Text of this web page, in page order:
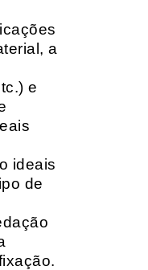
a
e
ideais
de